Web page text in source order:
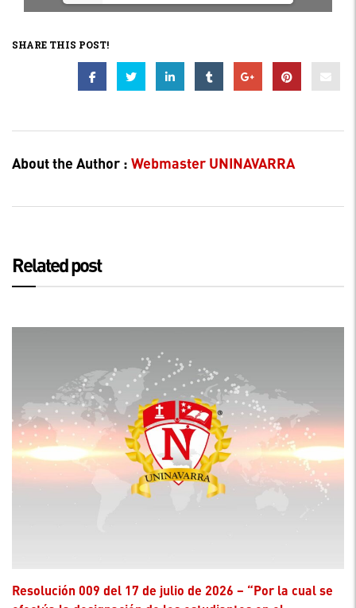
SHARE THIS POST!
About the Author : Webmaster UNINAVARRA
Related post
Resolución 009 del 17 de julio de 2026 – “Por la cual se